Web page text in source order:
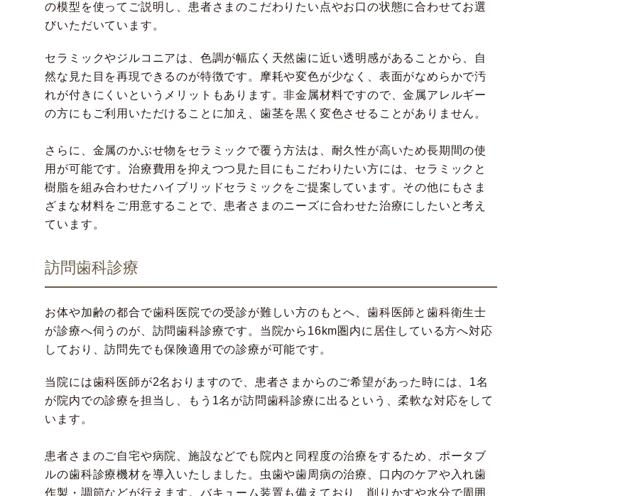
の模型を使ってご説明し、患者さまのこだわりたい点やお口の状態に合わせてお選
びいただいています。
セラミックやジルコニアは、色調が幅広く天然歯に近い透明感があることから、自
然な見た目を再現できるのが特徴です。摩耗や変色が少なく、表面がなめらかで汚
れが付きにくいというメリットもあります。非金属材料ですので、金属アレルギー
の方にもご利用いただけることに加え、歯茎を黒く変色させることがありません。
さらに、金属のかぶせ物をセラミックで覆う方法は、耐久性が高いため長期間の使
用が可能です。治療費用を抑えつつ見た目にもこだわりたい方には、セラミックと
樹脂を組み合わせたハイブリッドセラミックをご提案しています。その他にもさま
ざまな材料をご用意することで、患者さまのニーズに合わせた治療にしたいと考え
ています。
訪問歯科診療
お体や加齢の都合で歯科医院での受診が難しい方のもとへ、歯科医師と歯科衛生士
が診療へ伺うのが、訪問歯科診療です。当院から16km圏内に居住している方へ対応
しており、訪問先でも保険適用での診療が可能です。
当院には歯科医師が2名おりますので、患者さまからのご希望があった時には、1名
が院内での診療を担当し、もう1名が訪問歯科診療に出るという、柔軟な対応をして
います。
患者さまのご自宅や病院、施設などでも院内と同程度の治療をするため、ポータブ
ルの歯科診療機材を導入いたしました。虫歯や歯周病の治療、口内のケアや入れ歯
作製・調節などが行えます。バキューム装置も備えており、削りかすや水分で周囲